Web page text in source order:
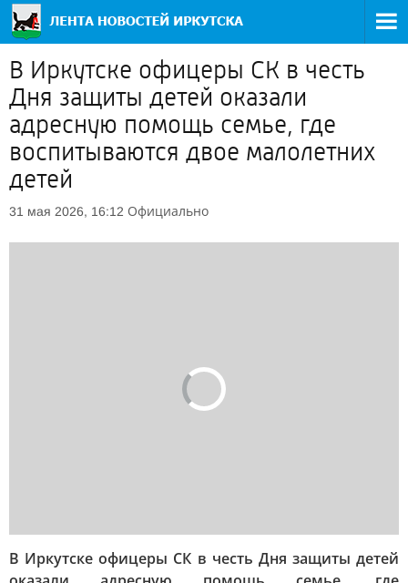
В Иркутске офицеры СК в честь
Дня защиты детей оказали
адресную помощь семье, где
воспитываются двое малолетних
детей
31 мая 2026, 16:12 Официально
В Иркутске офицеры СК в честь Дня защиты детей